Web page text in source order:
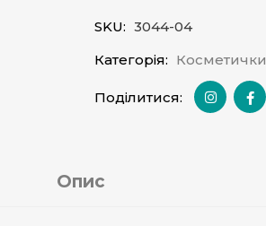
SKU: 3044-04
Категорія: Косметички
Поділитися:
Опис